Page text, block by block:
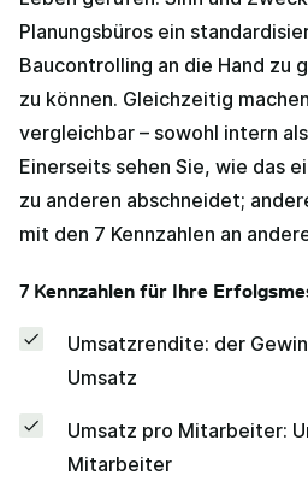
Planungsbüros ein
Baucontrolling an die Hand zu
zu können. Gleichzeitig
vergleichbar – sowohl intern
Einerseits sehen Sie, wie das
zu anderen abschneidet;
mit den 7 Kennzahlen an
7 Kennzahlen für Ihre
Umsatzrendite: der
Umsatz
Umsatz pro Mitarbeiter:
Mitarbeiter